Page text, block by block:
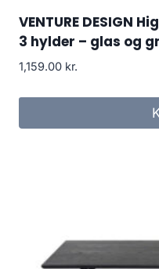
VENTURE DESIGN
3 hylder – glas og
1,159.00 kr.